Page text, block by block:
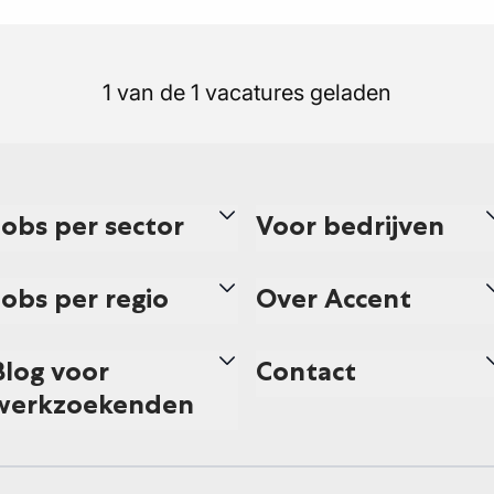
1 van de 1 vacatures geladen
per sector
per regio
voor
Voor bedrijven
Over Accent
Contact